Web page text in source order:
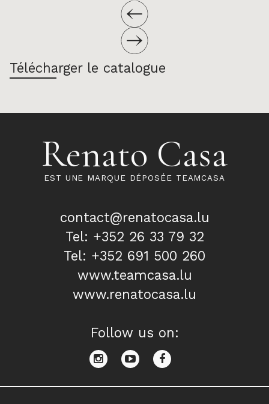
Télécharger le catalogue
Renato Casa
EST UNE MARQUE DÉPOSÉE TEAMCASA
contact@renatocasa.lu
Tel: +352 26 33 79 32
Tel: +352 691 500 260
www.teamcasa.lu
www.renatocasa.lu
Follow us on: